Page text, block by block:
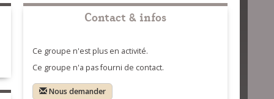
Contact & infos
Ce groupe n'est plus en activité.
Ce groupe n'a pas fourni de contact.
Nous demander